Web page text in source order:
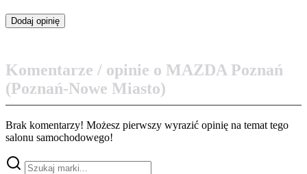
Komentarze / opinie o MAZDA Poznań
(Poznań-Nowe Miasto)
Brak komentarzy! Możesz pierwszy wyrazić opinię na temat tego
salonu samochodowego!